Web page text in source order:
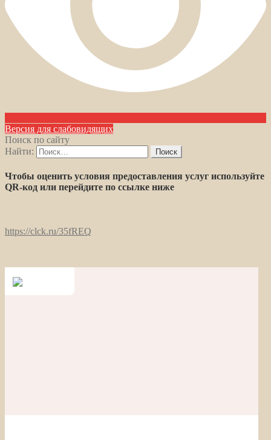
Версия для слабовидящих
Поиск по сайту
Найти:
Чтобы оценить условия предоставления услуг используйте
QR-код или перейдите по ссылке ниже
https://clck.ru/35fREQ